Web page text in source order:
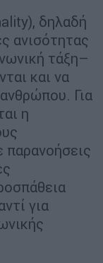
δηλαδή
ανισότητας
τάξη–
και να
Για
η
παρανοήσεις
για